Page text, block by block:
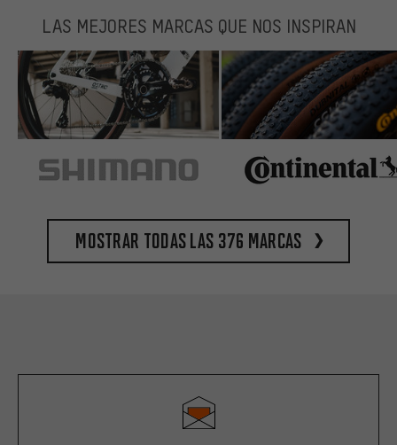
LAS MEJORES MARCAS QUE NOS INSPIRAN
Mostrar todas las 376 marcas